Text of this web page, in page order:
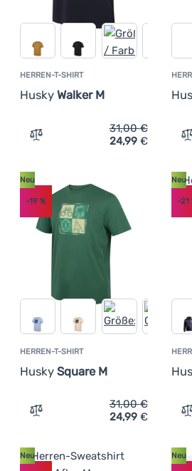
HERREN-T-SHIRT
Husky Walker M
Zum Vergleich 'Herren-T-Shirt
31,00€
24,99 €
HERREN-T-SHIRT
Husky Square M
Neu
-19 %
Zum Vergleich 'Herren-T-Shirt
31,00€
24,99 €
Neu
-21
Neu Neu